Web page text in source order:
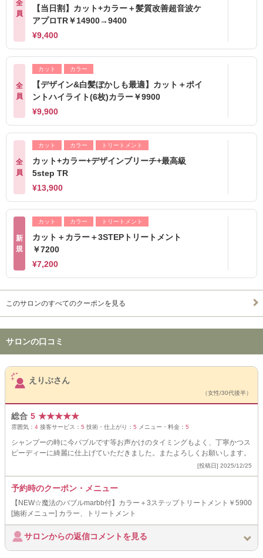
全
員
【当日割】カット+カラー＋髪質改善超音波ケ
アプロTR￥14900→9400
¥9,400
全
員
カット カラー
【デザイン&白髪ぼかしも最適】カット＋ポイ
ントハイライト(6枚)カラー￥9900
¥9,900
全
員
カット カラー トリートメント
カット+カラー+デザインブリーチ+最高級
5step TR
¥13,900
新
規
カット カラー トリートメント
カット＋カラー＋3STEPトリートメント
￥7200
¥7,200
このサロンのすべてのクーポンを見る
サロンの口コミ
サロンPick Up
えりぶさん
（女性/30代後半）
総合 5 ★★★★★
雰囲気： 4 接客サービス： 5 技術・仕上がり： 5 メニュー・料金： 5
シャンプーの時に今バブルです等お声かけのタイミングもよく、丁寧かつス
ピーディーに綺麗に仕上げていただきました。またよろしくお願いします。
[投稿日] 2025/12/25
予約時のクーポン・メニュー
【NEW☆魔法のバブルmarbb付】カラー＋3ステップトリートメント￥5900
[施術メニュー] カラー、トリートメント
サロンからの返信コメントを見る